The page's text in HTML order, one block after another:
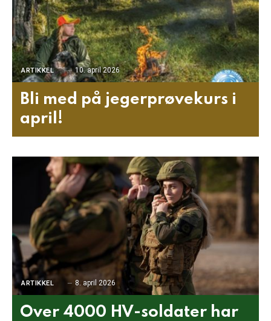
ARTIKKEL 10. april 2026
Bli med på jegerprøvekurs i
april!
ARTIKKEL 8. april 2026
Over 4000 HV-soldater har